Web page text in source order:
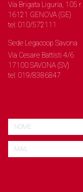
Via Brigata Liguria, 105 r.
16121 GENOVA (GE)
tel: 010/572111
Sede Legacoop Savona
Via Cesare Battisti 4/6
17100 SAVONA (SV)
tel: 019/8386847